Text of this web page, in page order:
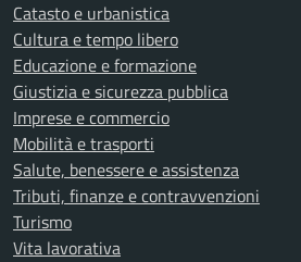
Catasto e urbanistica
Cultura e tempo libero
Educazione e formazione
Giustizia e sicurezza pubblica
Imprese e commercio
Mobilità e trasporti
Salute, benessere e assistenza
Tributi, finanze e contravvenzioni
Turismo
Vita lavorativa